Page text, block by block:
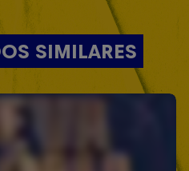
SIMILARES